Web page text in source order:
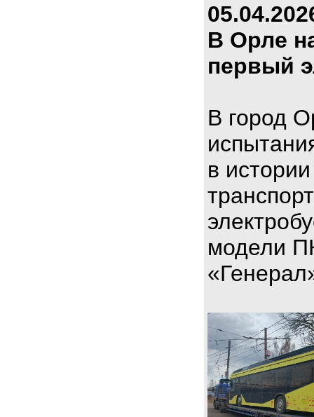
В Орле
первый
В город
в
модели